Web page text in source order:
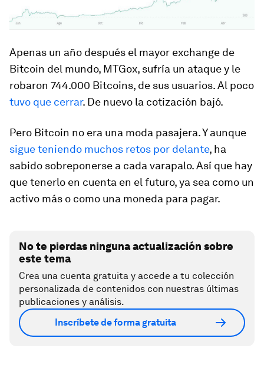
Apenas un año después el mayor exchange de
Bitcoin del mundo, MTGox, sufría un ataque y le
robaron 744.000 Bitcoins, de sus usuarios. Al poco
tuvo que cerrar. De nuevo la cotización bajó.
Pero Bitcoin no era una moda pasajera. Y aunque
sigue teniendo muchos retos por delante, ha
sabido sobreponerse a cada varapalo. Así que hay
que tenerlo en cuenta en el futuro, ya sea como un
activo más o como una moneda para pagar.
No te pierdas ninguna actualización sobre
este tema
Crea una cuenta gratuita y accede a tu colección
personalizada de contenidos con nuestras últimas
publicaciones y análisis.
Inscríbete de forma gratuita